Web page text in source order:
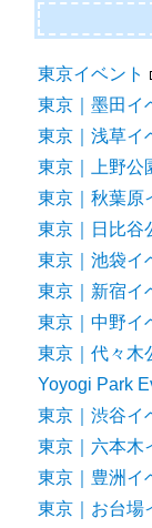
東京イベント
東京｜墨田イ
東京｜浅草イ
東京｜上野公
東京｜秋葉原
東京｜日比谷
東京｜池袋イ
東京｜新宿イ
東京｜中野イ
東京｜代々木
Yoyogi Park
東京｜渋谷イ
東京｜六本木
東京｜豊洲イ
東京｜お台場